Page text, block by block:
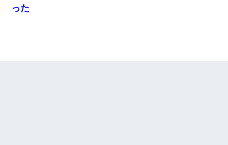
った